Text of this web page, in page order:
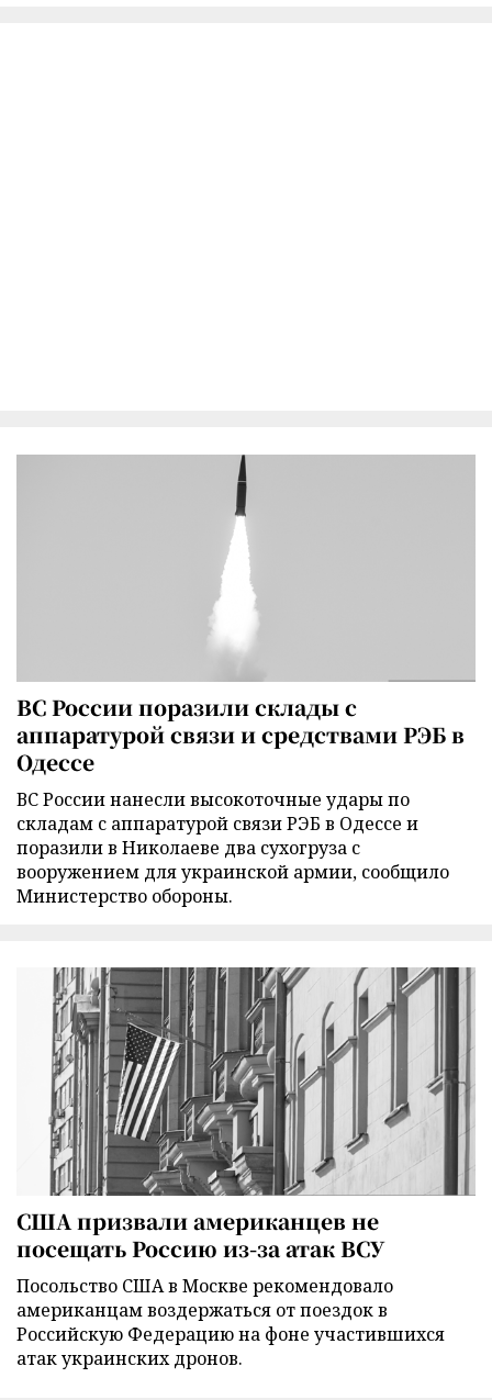
ВС России поразили склады с
аппаратурой связи и средствами РЭБ в
Одессе
ВС России нанесли высокоточные удары по
складам с аппаратурой связи РЭБ в Одессе и
поразили в Николаеве два сухогруза с
вооружением для украинской армии, сообщило
Министерство обороны.
США призвали американцев не
посещать Россию из-за атак ВСУ
Посольство США в Москве рекомендовало
американцам воздержаться от поездок в
Российскую Федерацию на фоне участившихся
атак украинских дронов.